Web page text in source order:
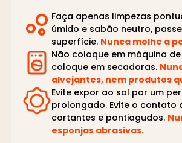
Faça apenas limpezas
úmido e sabão neutro,
superfície. Nunca molhe a
Não coloque em máquina
coloque em secadoras.
alvejantes, nem produtos
Evite expor ao sol por um
prolongado. Evite o contato
cortantes e pontiagudos.
esponjas abrasivas.